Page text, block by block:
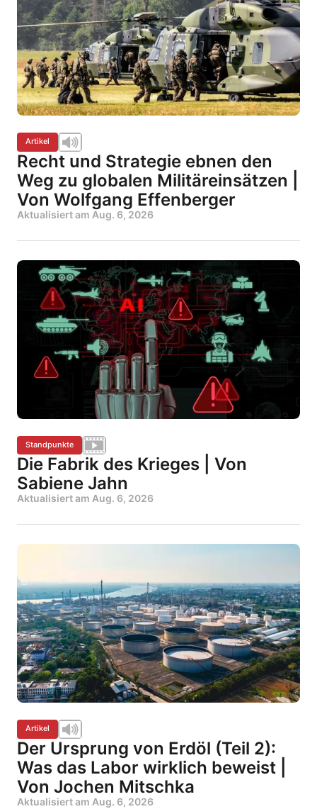
Artikel
Recht und Strategie ebnen den
Weg zu globalen Militäreinsätzen |
Von Wolfgang Effenberger
Aktualisiert am Aug. 6, 2026
Standpunkte
Die Fabrik des Krieges | Von
Sabiene Jahn
Aktualisiert am Aug. 6, 2026
Artikel
Der Ursprung von Erdöl (Teil 2):
Was das Labor wirklich beweist |
Von Jochen Mitschka
Aktualisiert am Aug. 6, 2026